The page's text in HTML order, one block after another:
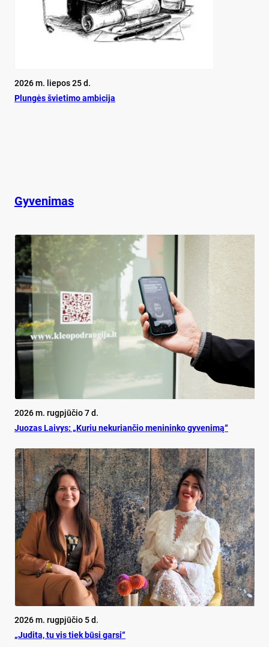
2026 m. liepos 25 d.
Plun­gės švie­ti­mo am­bi­ci­ja
Gyvenimas
2026 m. rugpjūčio 7 d.
Juo­zas Lai­vys: „Ku­riu ne­ku­rian­čio me­ni­nin­ko gy­ve­ni­mą“
2026 m. rugpjūčio 5 d.
„Judita, tu vis tiek būsi garsi“